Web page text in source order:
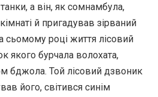
а він, як сомнамбула,
й пригадував зірваний
сьомому році життя лісовий
якого бурчала волохата,
бджола. Той лісовий дзвоник
його, світився синім